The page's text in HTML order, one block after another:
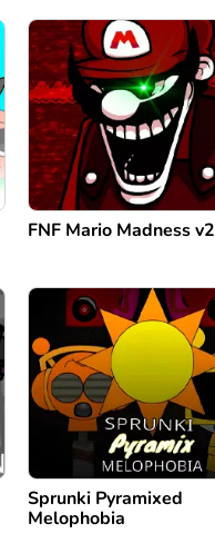
FNF Mario Madness v2
Sprunki Pyramixed
Melophobia